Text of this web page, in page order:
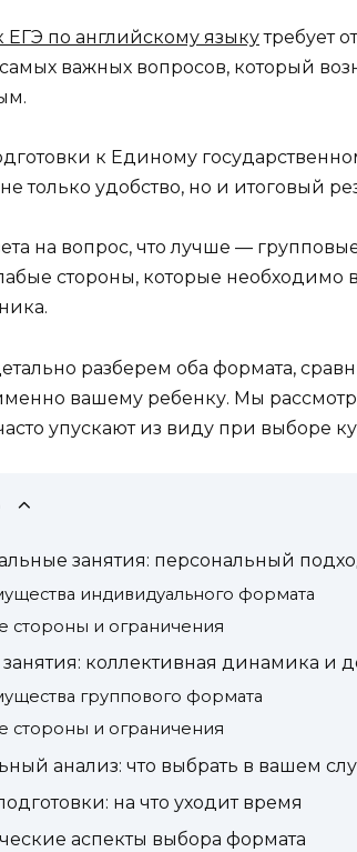
ЕГЭ по английскому языкутребует
важных вопросов, который
к Единому
только удобство, но и итоговый
на вопрос, что лучше —
стороны, которые необходимо
разберем оба формата,
вашему ребенку. Мы
упускают из виду при выборе
занятия: персональный
индивидуального формата
стороны и ограничения
коллективная динамика и
группового формата
стороны и ограничения
анализ: что выбрать в вашем
на что уходит время
аспекты выбора формата